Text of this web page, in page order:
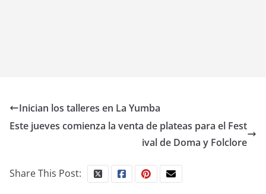
Inician los talleres en La Yumba
Este jueves comienza la venta de plateas para el Fest
ival de Doma y Folclore
Share This Post: